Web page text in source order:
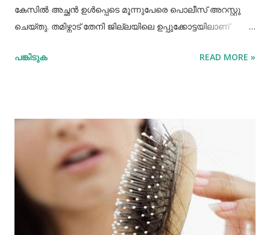
കേസില്‍ അച്ഛൻ ഉള്‍പ്പെടെ മൂന്നുപേരെ പൊലീസ് അറസ്റ്റു
ചെയ്തു. തമിഴ്നാട് തേനി ജില്ലയിലെ ഉപ്പുക്കോട്ടയിലാണ്
സ്വദേശികളായ ദമ്ബതികളുമാണ് അറസ്റ്റിലായത്. തേനി
സമയവും മദ്യലഹരിയിലും. തന്‍റെ കുഞ്ഞിനെ ഒരു ലക്ഷം
രൂപക്ക് വില്‍പ്പന നടത്തിയതായി അച്ഛൻ
മദ്യലഹരിയിലിരിക്കെ സമീപവാസികളിലൊരാളോട് പറഞ്ഞു.
ഇതോടെയാണ് വിവരം പുറത്തറിഞ്ഞത്. തുടർന്ന്
അയല്‍വാസി പൊലീസിലും ചൈല്‍ഡ് ലൈനിലും വിവരം
അറിയിക്കുകയായിരുന്നു. പൊലീസെത്തി അച്ഛനെയും
അമ്മയെയും മുത്തശ്ശിയെയും ചോദ്യം ചെയ്തു.
പങ്കിടുക READ MORE »